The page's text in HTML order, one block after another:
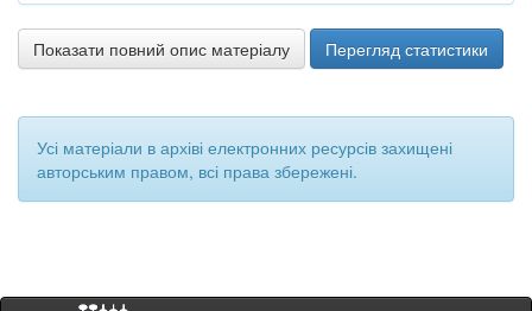
Показати повний опис матеріалу Перегляд статистики
Усі матеріали в архіві електронних ресурсів захищені
авторським правом, всі права збережені.